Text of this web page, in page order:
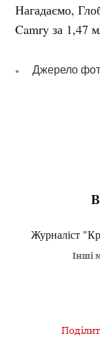
Нагадаємо,
Camry за 1,47
Джерело
Журналіст
Інші